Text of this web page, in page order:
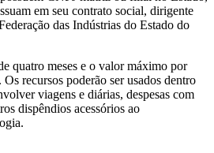
em seu contrato social, dirigente
das Indústrias do Estado do
quatro meses e o valor máximo por
recursos poderão ser usados dentro
viagens e diárias, despesas com
dispêndios acessórios ao